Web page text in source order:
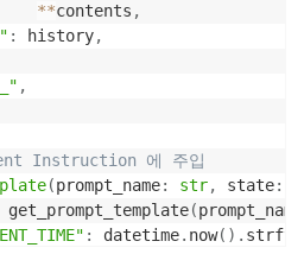
**contents ,
: history,
,
Instruction 에 주입
(prompt_name: str, state:
get_prompt_template(prompt_name
: datetime. now( ) .